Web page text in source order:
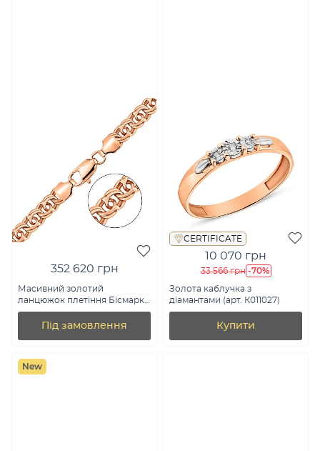
352 620 грн
Масивний золотий
ланцюжок плетіння Бісмарк
(арт. цр30205-110)
Під замовлення
CERTIFICATE
10 070 грн
33 566 грн -70%
Золота каблучка з
діамантами (арт. К011027)
Купити
New